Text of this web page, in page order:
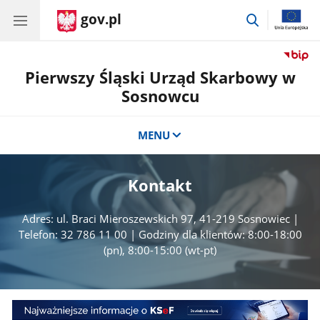
gov.pl
przejdź
Pierwszy Śląski Urząd Skarbowy w
Sosnowcu
MENU
Kontakt
Adres: ul. Braci Mieroszewskich 97, 41-219 Sosnowiec |
Telefon: 32 786 11 00 | Godziny dla klientów: 8:00-18:00
(pn), 8:00-15:00 (wt-pt)
Najważniejsze